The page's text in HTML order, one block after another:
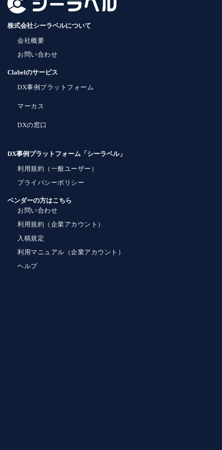
株式会社シーラベルについて
会社概要
お問い合わせ
Clabelのサービス
DX事例プラットフォーム
マーカス
DXの窓口
DX事例プラットフォーム「シーラベル」
利用規約（一般ユーザー）
プライバシーポリシー
ベンダーの方はこちら
お問い合わせ
利用規約（企業アカウント）
入稿規定
利用マニュアル（企業アカウント）
ヘルプ